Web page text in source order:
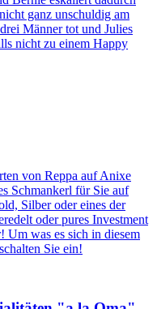
ganz unschuldig am
Männer tot und Julies
nicht zu einem Happy
von Reppa auf Anixe
Schmankerl für Sie auf
Silber oder eines der
oder pures Investment
Um was es sich in diesem
Sie ein!